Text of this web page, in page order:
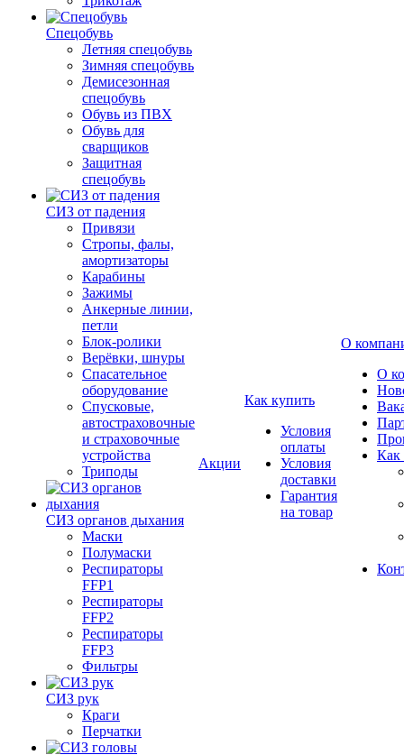
Спецобувь
Летняя спецобувь
Зимняя спецобувь
Демисезонная
спецобувь
Обувь из ПВХ
Обувь для
сварщиков
Защитная
спецобувь
СИЗ от падения
Привязи
Стропы, фалы,
амортизаторы
Карабины
Зажимы
Анкерные линии,
петли
Блок-ролики
Верёвки, шнуры
Спасательное
оборудование
Спусковые,
автостраховочные
и страховочные
устройства
Триподы
СИЗ органов дыхания
Маски
Полумаски
Респираторы
FFP1
Респираторы
FFP2
Респираторы
FFP3
Фильтры
СИЗ рук
Краги
Перчатки
Акции
Как купить
Условия
оплаты
Условия
доставки
Гарантия
на товар
О
О
Как